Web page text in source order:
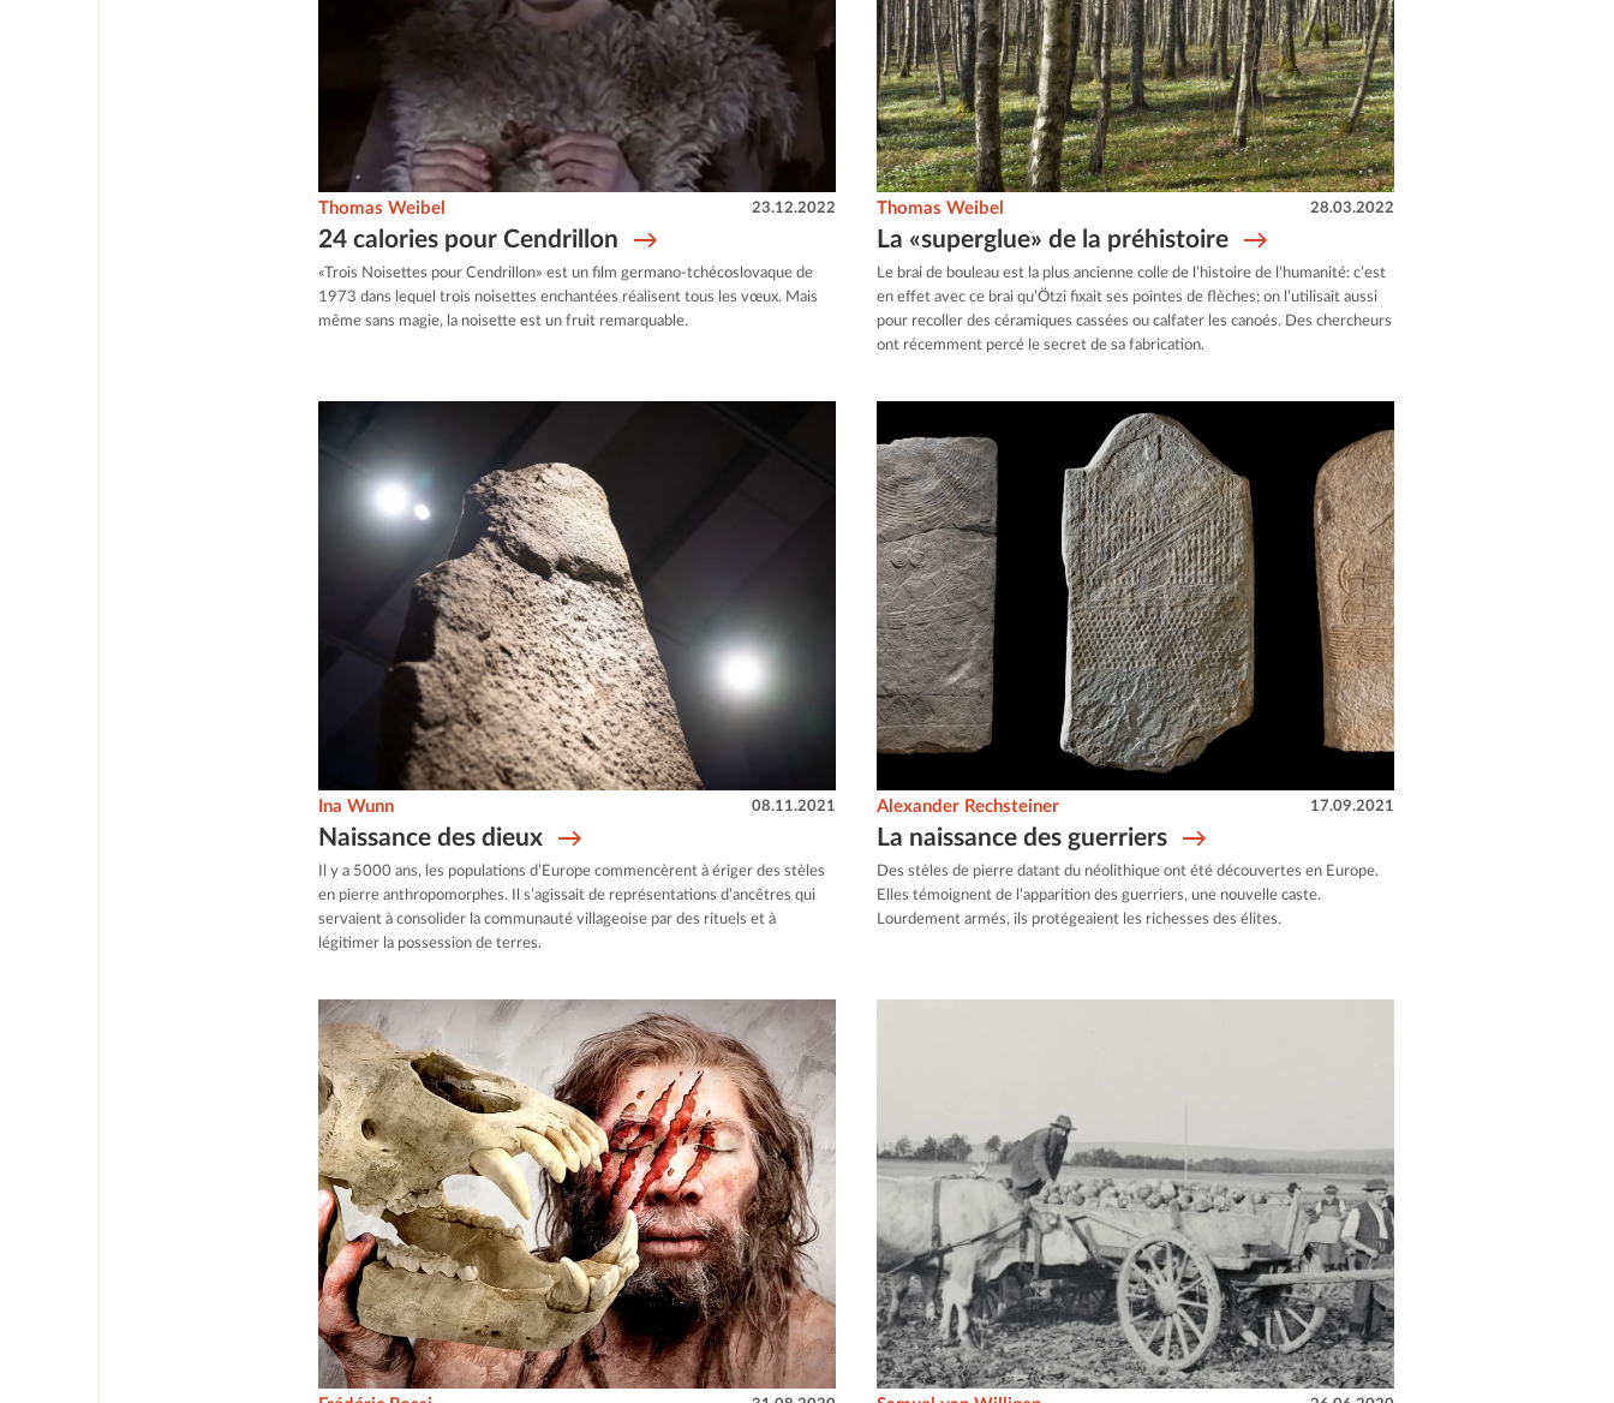
24 calories pour Cendrillon
Thomas Weibel 23.12.2022
«Trois Noisettes pour Cendrillon» est un film germano-tchécoslovaque de
1973 dans lequel trois noisettes enchantées réalisent tous les vœux. Mais
même sans magie, la noisette est un fruit remarquable.
La «superglue» de la préhistoire
Thomas Weibel 28.03.2022
Le brai de bouleau est la plus ancienne colle de l’histoire de l’humanité: c’est
en effet avec ce brai qu’Ötzi fixait ses pointes de flèches; on l’utilisait aussi
pour recoller des céramiques cassées ou calfater les canoés. Des chercheurs
ont récemment percé le secret de sa fabrication.
Naissance des dieux
Ina Wunn 08.11.2021
Il y a 5000 ans, les populations d’Europe commencèrent à ériger des stèles
en pierre anthropomorphes. Il s’agissait de représentations d’ancêtres qui
servaient à consolider la communauté villageoise par des rituels et à
légitimer la possession de terres.
La naissance des guerriers
Alexander Rechsteiner 17.09.2021
Des stèles de pierre datant du néolithique ont été découvertes en Europe.
Elles témoignent de l’apparition des guerriers, une nouvelle caste.
Lourdement armés, ils protégeaient les richesses des élites.